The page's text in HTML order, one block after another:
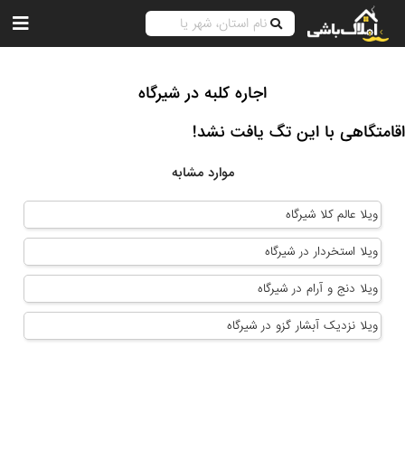
اجاره کلبه در شیرگاه
اقامتگاهی با این تگ یافت نشد!
موارد مشابه
ویلا عالم کلا شیرگاه
ویلا استخردار در شیرگاه
ویلا دنج و آرام در شیرگاه
ویلا نزدیک آبشار گزو در شیرگاه